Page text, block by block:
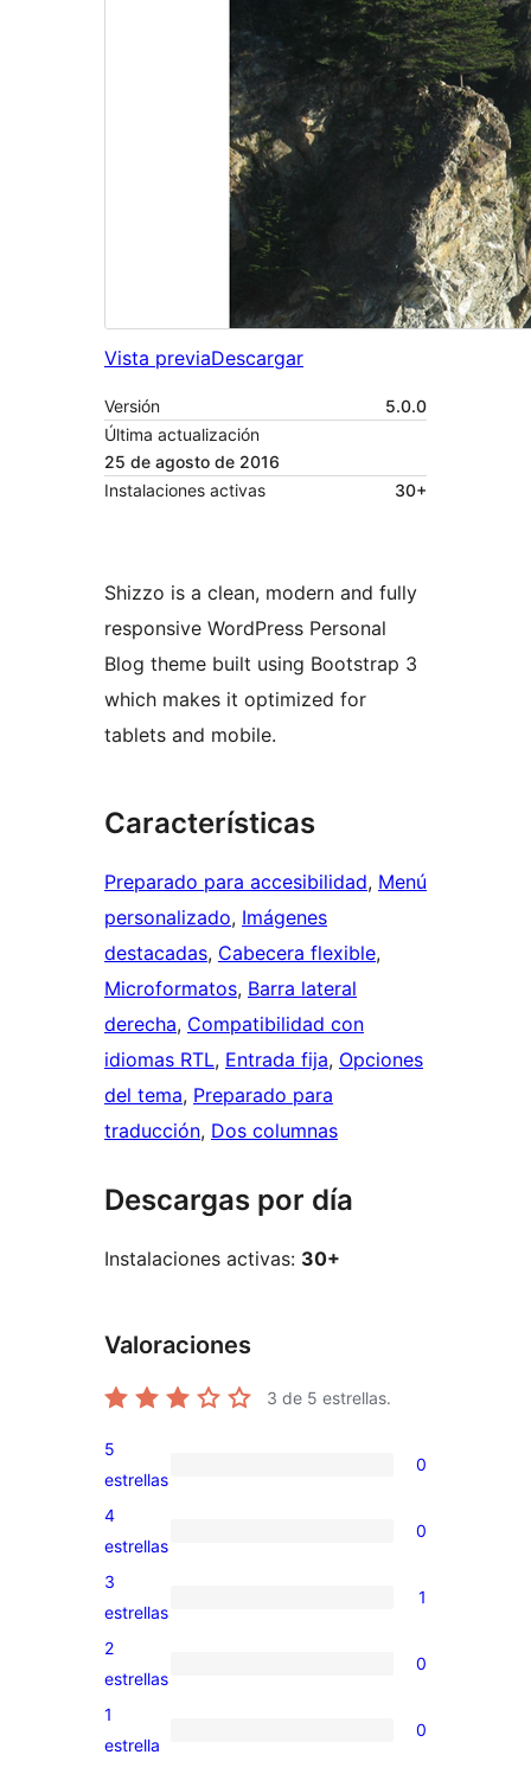
Vista previaDescargar
Versión
5.0.0
Última actualización
25 de agosto de 2016
Instalaciones activas
30+
Shizzo is a clean, modern and fully
responsive WordPress Personal
Blog theme built using Bootstrap 3
which makes it optimized for
tablets and mobile.
Características
Preparado para accesibilidad, Menú
personalizado, Imágenes
destacadas, Cabecera flexible
Microformatos, Barra lateral
derecha, Compatibilidad con
idiomas RTL, Entrada fija, Opciones
del tema, Preparado para
traducción, Dos columnas
Descargas por día
Instalaciones activas: 30+
Valoraciones
3 de 5 estrellas.
0
valoraciones
de
5
estrellas
0
0
valoraciones
de
4
estrellas
0
1
valoración
de
3
estrellas
1
0
valoraciones
de
2
estrellas
0
0
1
estrella
0